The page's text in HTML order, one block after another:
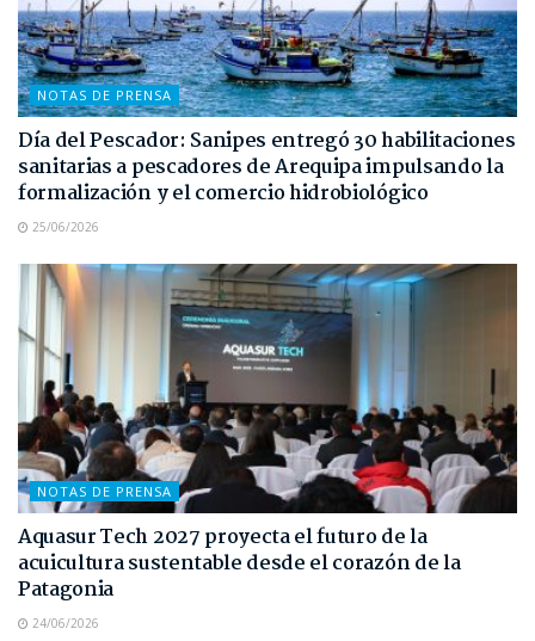
NOTAS DE PRENSA
Día del Pescador: Sanipes entregó 30 habilitaciones
sanitarias a pescadores de Arequipa impulsando la
formalización y el comercio hidrobiológico
25/06/2026
NOTAS DE PRENSA
Aquasur Tech 2027 proyecta el futuro de la
acuicultura sustentable desde el corazón de la
Patagonia
24/06/2026